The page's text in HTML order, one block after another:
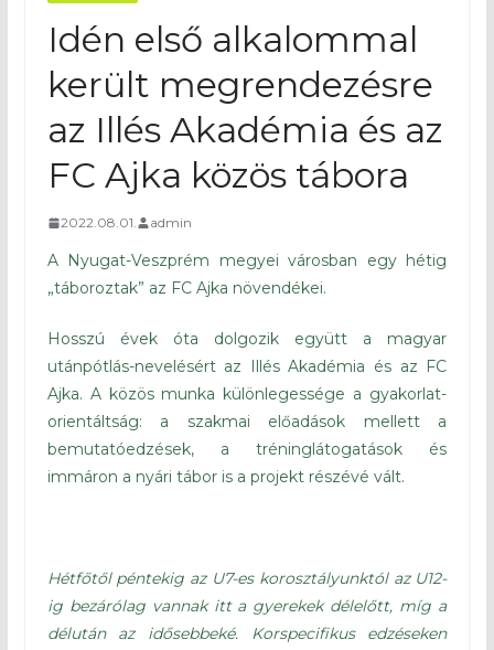
Idén első alkalommal
került megrendezésre
az Illés Akadémia és az
FC Ajka közös tábora
2022.08.01. admin
A Nyugat-Veszprém megyei városban egy hétig
„táboroztak” az FC Ajka növendékei.
Hosszú évek óta dolgozik együtt a magyar
utánpótlás-nevelésért az Illés Akadémia és az FC
Ajka. A közös munka különlegessége a gyakorlat-
orientáltság: a szakmai előadások mellett a
bemutatóedzések, a tréninglátogatások és
immáron a nyári tábor is a projekt részévé vált.
Hétfőtől péntekig az U7-es korosztályunktól az U12-
ig bezárólag vannak itt a gyerekek délelőtt, míg a
délután az idősebbeké. Korspecifikus edzéseken